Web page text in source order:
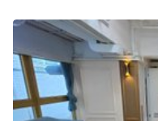
Dotazioni dello spazio
Accesso per disabili
Ampia Porta d'Ingresso